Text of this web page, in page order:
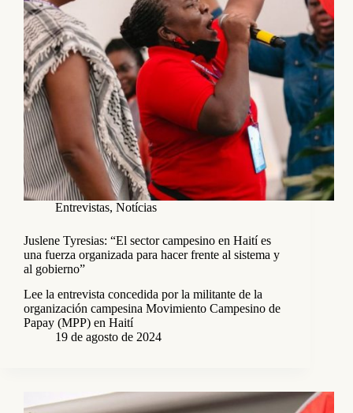
Entrevistas, Notícias
Juslene Tyresias: “El sector campesino en Haití es
una fuerza organizada para hacer frente al sistema y
al gobierno”
Lee la entrevista concedida por la militante de la
organización campesina Movimiento Campesino de
Papay (MPP) en Haití
19 de agosto de 2024